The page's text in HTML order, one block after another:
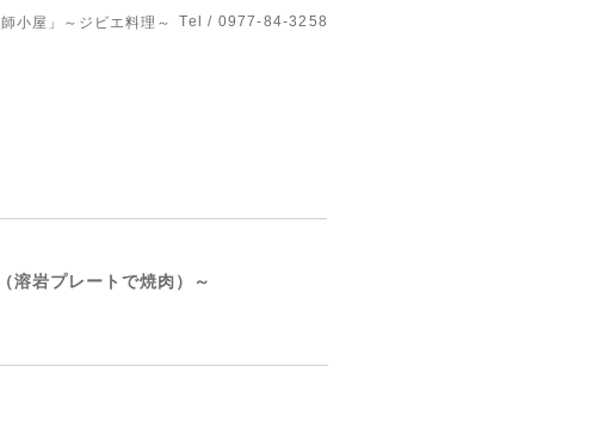
師小屋」～ジビエ料理～ Tel / 0977-84-3258
岩プレートで焼肉）～